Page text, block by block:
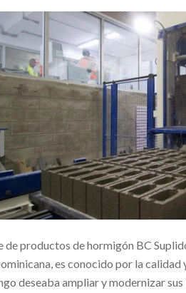
de productos de hormigón BC
es conocido por la calidad
deseaba ampliar y modernizar